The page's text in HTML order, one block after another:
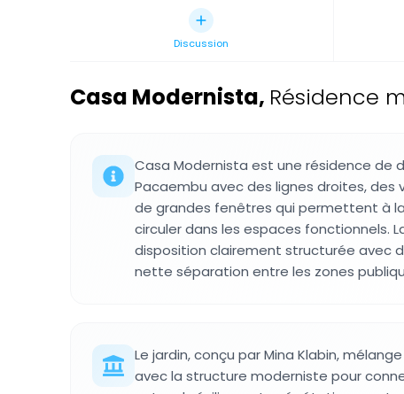
Discussion
Casa Modernista, Résidence
Casa Modernista est une résidence de
Pacaembu avec des lignes droites, des
de grandes fenêtres qui permettent à
circuler dans les espaces fonctionnels.
disposition clairement structurée avec
nette séparation entre les zones
Le jardin, conçu par Mina Klabin,
avec la structure moderniste pour